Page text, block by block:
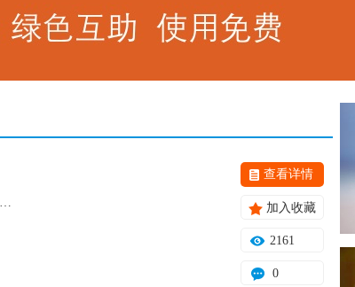
查看详情
加入收藏
2161
0